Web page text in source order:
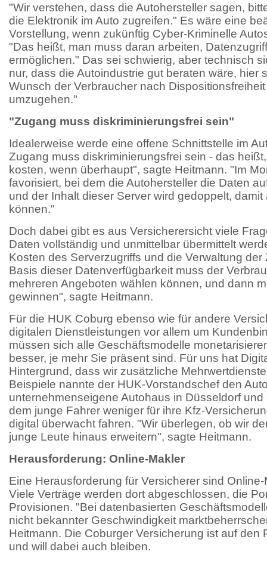
"Wir verstehen, dass die Autohersteller sagen,
die Elektronik im Auto zugreifen." Es wäre eine
Vorstellung, wenn zukünftig Cyber-Kriminelle
"Das heißt, man muss daran arbeiten,
ermöglichen." Das sei schwierig, aber technisch
nur, dass die Autoindustrie gut beraten wäre, hier
Wunsch der Verbraucher nach
umzugehen."
"Zugang muss diskriminierungsfrei sein"
Idealerweise werde eine offene Schnittstelle im
Zugang muss diskriminierungsfrei sein - das
kosten, wenn überhaupt", sagte Heitmann. "Im
favorisiert, bei dem die Autohersteller die Daten
und der Inhalt dieser Server wird gedoppelt,
können."
Doch dabei gibt es aus Versicherersicht viele
Daten vollständig und unmittelbar übermittelt
Kosten des Serverzugriffs und die Verwaltung der
Basis dieser Datenverfügbarkeit muss der
mehreren Angeboten wählen können, und dann
gewinnen", sagte Heitmann.
Für die HUK Coburg ebenso wie für andere
digitalen Dienstleistungen vor allem um
müssen sich alle Geschäftsmodelle
besser, je mehr Sie präsent sind. Für uns hat
Hintergrund, dass wir zusätzliche
Beispiele nannte der HUK-Vorstandschef den
unternehmenseigene Autohaus in Düsseldorf und
dem junge Fahrer weniger für ihre Kfz-
digital überwacht fahren. "Wir überlegen, ob wir
junge Leute hinaus erweitern", sagte Heitmann.
Herausforderung: Online-Makler
Eine Herausforderung für Versicherer sind
Viele Verträge werden dort abgeschlossen, die
Provisionen. "Bei datenbasierten
nicht bekannter Geschwindigkeit
Heitmann. Die Coburger Versicherung ist auf den
und will dabei auch bleiben.